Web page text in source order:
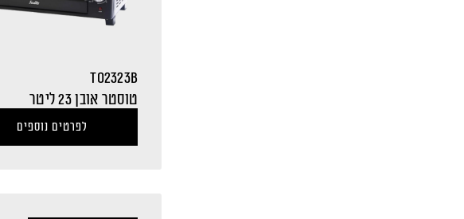
TO2323B
טוסטר אובן 23 ליטר
לפרטים נוספים